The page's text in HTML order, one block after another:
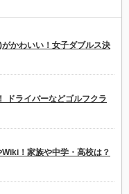
かわいい！女子ダブルス決
ドライバーなどゴルフクラ
！家族や中学・高校は？